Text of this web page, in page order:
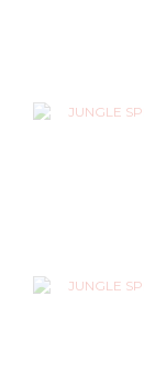
GUNDAM
ASSEMBLE